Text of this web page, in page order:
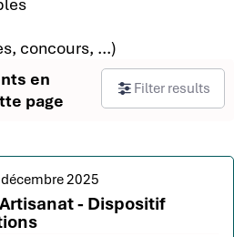
concours, ...)
en
page
Filter results
2025
- Dispositif